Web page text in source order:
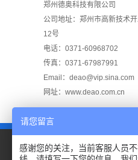
郑州德奥科技有限公司
公司地址：郑州市高新技术
12号
电话：0371-60968702
传真：0371-67987991
Email：deao@vip.sina.com
网址：www.deao.com.cn
请您留言
感谢您的关注，当前客服人员